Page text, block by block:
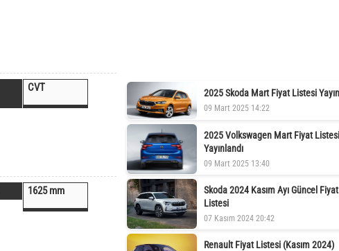
CVT
1625 mm
2025 Skoda Mart Fiyat Listesi
09 Mart 2025 14:22
2025 Volkswagen Mart Fiyat Listesi
Yayınlandı
09 Mart 2025 13:40
Skoda 2024 Kasım Ayı Güncel Fiyat
Listesi
07 Kasım 2024 20:42
Renault Fiyat Listesi (Kasım 2024)